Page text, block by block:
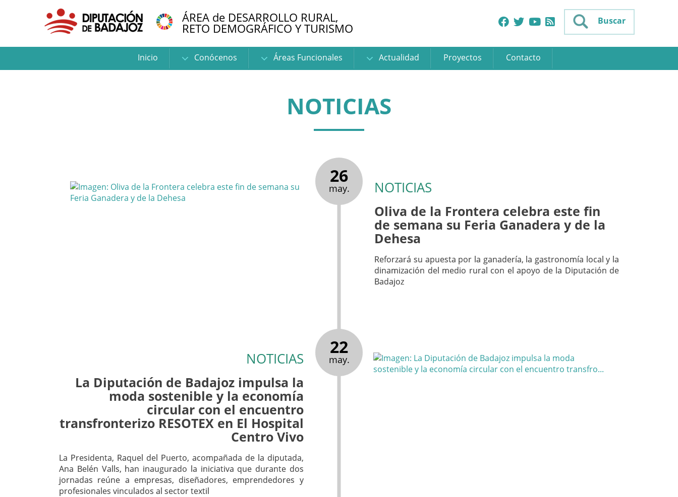
ÁREA de DESARROLLO RURAL,
RETO DEMOGRÁFICO Y TURISMO Buscar
Inicio Conócenos Áreas Funcionales Actualidad Proyectos Contacto
NOTICIAS
26
may. NOTICIAS
Oliva de la Frontera celebra este fin
de semana su Feria Ganadera y de la
Dehesa
Reforzará su apuesta por la ganadería, la gastronomía local y la
dinamización del medio rural con el apoyo de la Diputación de
Badajoz
22
may.
NOTICIAS
La Diputación de Badajoz impulsa la
moda sostenible y la economía
circular con el encuentro
transfronterizo RESOTEX en El Hospital
Centro Vivo
La Presidenta, Raquel del Puerto, acompañada de la diputada,
Ana Belén Valls, han inaugurado la iniciativa que durante dos
jornadas reúne a empresas, diseñadores, emprendedores y
profesionales vinculados al sector textil